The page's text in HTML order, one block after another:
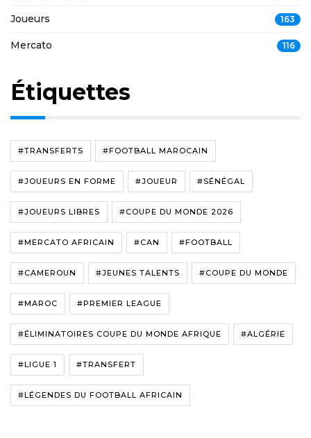
Joueurs 163
Mercato 116
Étiquettes
#TRANSFERTS #FOOTBALL MAROCAIN
#JOUEURS EN FORME #JOUEUR #SÉNÉGAL
#JOUEURS LIBRES #COUPE DU MONDE 2026
#MERCATO AFRICAIN #CAN #FOOTBALL
#CAMEROUN #JEUNES TALENTS #COUPE DU MONDE
#MAROC #PREMIER LEAGUE
#ÉLIMINATOIRES COUPE DU MONDE AFRIQUE #ALGÉRIE
#LIGUE 1 #TRANSFERT
#LÉGENDES DU FOOTBALL AFRICAIN